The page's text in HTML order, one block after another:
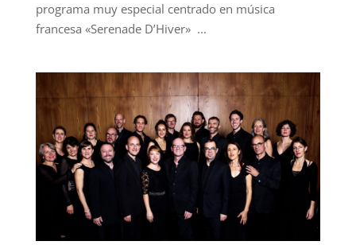
programa muy especial centrado en música
francesa «Serenade D’Hiver» ...